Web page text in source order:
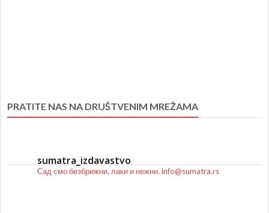
PRATITE NAS NA DRUŠTVENIM MREŽAMA
sumatra_izdavastvo
Сад смо безбрижни, лаки и нежни. info@sumatra.rs